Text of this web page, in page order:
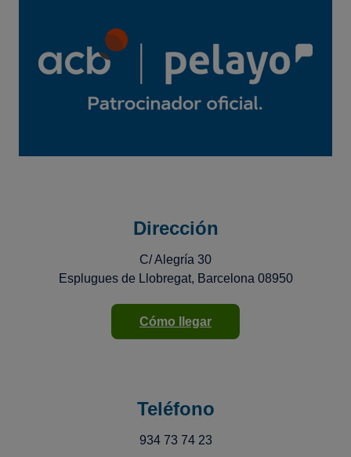
Dirección
C/ Alegría 30
Esplugues de Llobregat, Barcelona 08950
Cómo llegar
Teléfono
934 73 74 23